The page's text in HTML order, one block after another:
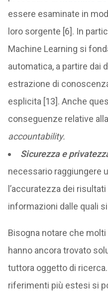
essere esaminate in
loro sorgente [6]. In
Machine Learning si
automatica, a partire dai
estrazione di
esplicita [13]. Anche
conseguenze relative
accountability.
Sicurezza e
necessario raggiungere
l’accuratezza dei
informazioni dalle quali
Bisogna notare che
hanno ancora trovato
tuttora oggetto di
riferimenti più estesi si